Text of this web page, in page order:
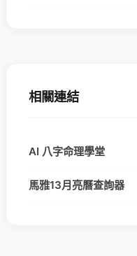
相關連結
AI 八字命理學堂
馬雅13月亮曆查詢器